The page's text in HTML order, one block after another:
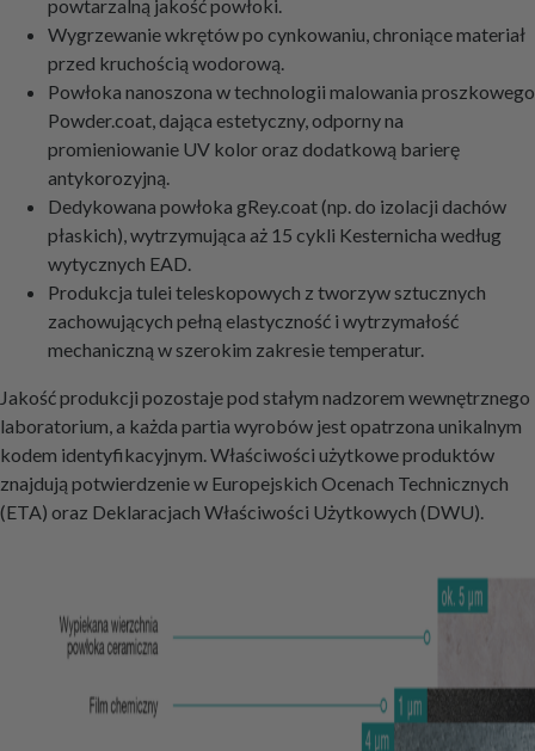
powtarzalną jakość powłoki.
Wygrzewanie wkrętów po cynkowaniu, chroniące materiał
przed kruchością wodorową.
Powłoka nanoszona w technologii malowania proszkowego
Powder.coat, dająca estetyczny, odporny na
promieniowanie UV kolor oraz dodatkową barierę
antykorozyjną.
Dedykowana powłoka gRey.coat (np. do izolacji dachów
płaskich), wytrzymująca aż 15 cykli Kesternicha według
wytycznych EAD.
Produkcja tulei teleskopowych z tworzyw sztucznych
zachowujących pełną elastyczność i wytrzymałość
mechaniczną w szerokim zakresie temperatur.
Jakość produkcji pozostaje pod stałym nadzorem wewnętrznego
laboratorium, a każda partia wyrobów jest opatrzona unikalnym
kodem identyfikacyjnym. Właściwości użytkowe produktów
znajdują potwierdzenie w Europejskich Ocenach Technicznych
(ETA) oraz Deklaracjach Właściwości Użytkowych (DWU).